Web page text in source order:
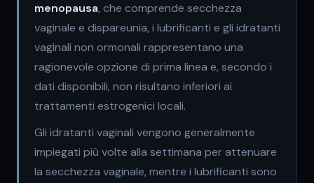
menopausa, che comprende secchezza
vaginale e dispareunia, i lubrificanti e gli idratanti
vaginali non ormonali rappresentano una
ragionevole opzione di prima linea e, secondo i
dati disponibili, non risultano inferiori ai
trattamenti estrogenici locali.
Gli idratanti vaginali vengono generalmente
impiegati più volte alla settimana per attenuare
la secchezza vaginale, mentre i lubrificanti sono